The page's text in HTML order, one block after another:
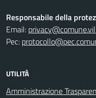
Responsabile della
Email:
Pec:
UTILITÀ
Amministrazione